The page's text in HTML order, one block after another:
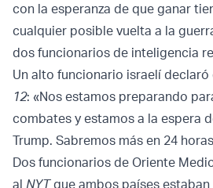
con la esperanza de que ganar
cualquier posible vuelta a la
dos funcionarios de inteligencia
Un alto funcionario israelí declaró
12: «Nos estamos preparando
combates y estamos a la espera
Trump. Sabremos más en 24
Dos funcionarios de Oriente
al NYTque ambos países estaban